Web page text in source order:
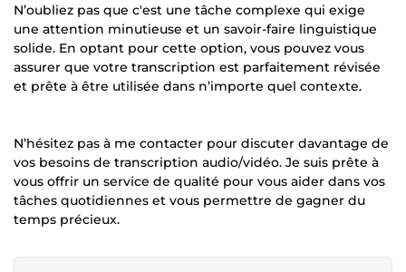
N’oubliez pas que c'est une tâche complexe qui exige
une attention minutieuse et un savoir-faire linguistique
solide. En optant pour cette option, vous pouvez vous
assurer que votre transcription est parfaitement révisée
et prête à être utilisée dans n’importe quel contexte.
N’hésitez pas à me contacter pour discuter davantage de
vos besoins de transcription audio/vidéo. Je suis prête à
vous offrir un service de qualité pour vous aider dans vos
tâches quotidiennes et vous permettre de gagner du
temps précieux.